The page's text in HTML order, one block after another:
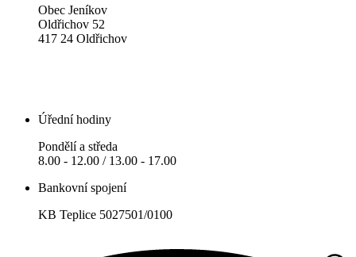
Obec Jeníkov
Oldřichov 52
417 24 Oldřichov
Úřední hodiny
Pondělí a středa
8.00 - 12.00 / 13.00 - 17.00
Bankovní spojení
KB Teplice 5027501/0100